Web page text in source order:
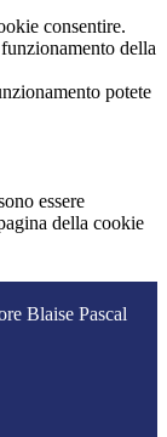
consentire.
della
potete
essere
della cookie
Blaise Pascal